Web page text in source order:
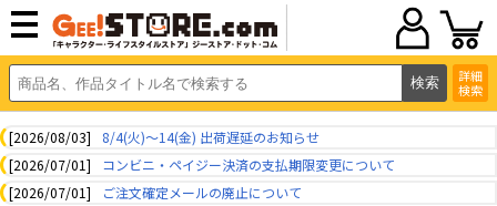
詳細
検索
[2026/08/03]
8/4(火)～14(金) 出荷遅延のお知らせ
[2026/07/01]
コンビニ・ペイジー決済の支払期限変更について
[2026/07/01]
ご注文確定メールの廃止について